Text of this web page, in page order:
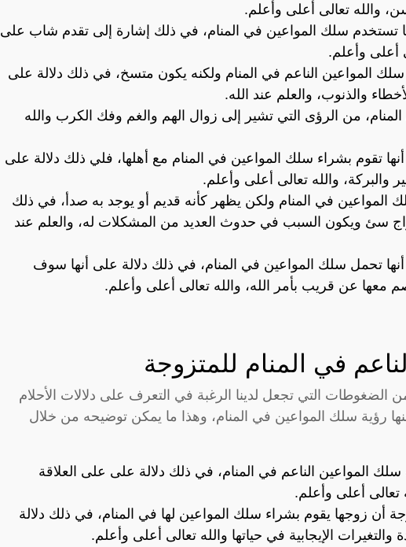
والله تعالى أعلى وأعلم.
أنها تستخدم سلك المواعين في المنام، في ذلك إشارة إلى تقدم شاب على
أعلى وأعلم.
سلك المواعين الناعم في المنام ولكنه يكون متسخ، في ذلك دلالة على
والذنوب، والعلم عند الله.
من الرؤى التي تشير إلى زوال الهم والغم وفك الكرب والله
أنها تقوم بشراء سلك المواعين في المنام مع أهلها، فلي ذلك دلالة على
والبركة، والله تعالى أعلى وأعلم.
المواعين في المنام ولكن يظهر كأنه قديم أو يوجد به صدأ، في ذلك
سئ ويكون السبب في حدوث العديد من المشكلات له، والعلم عند
أنها تحمل سلك المواعين في المنام، في ذلك دلالة على أنها سوف
عن قريب بأمر الله، والله تعالى أعلى وأعلم.
في المنام للمتزوجة
من الضغوطات التي تجعل لدينا الرغبة في التعرف على دلالات الأحلام
رؤية سلك المواعين في المنام، وهذا ما يمكن توضيحه من خلال
سلك المواعين الناعم في المنام، في ذلك دلالة على على العلاقة
تعالى أعلى وأعلم.
أن زوجها يقوم بشراء سلك المواعين لها في المنام، في ذلك دلالة
الإيجابية في حياتها والله تعالى أعلى وأعلم.